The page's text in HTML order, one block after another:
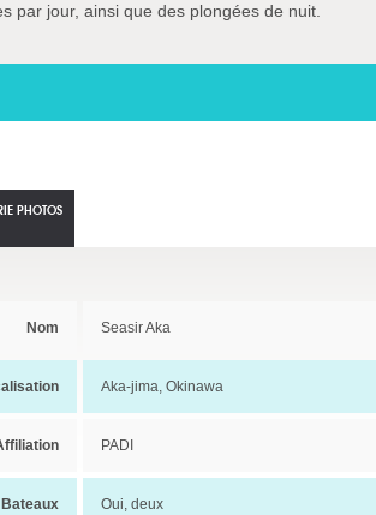
par jour, ainsi que des plongées de nuit.
Nom Seasir Aka
Aka-jima, Okinawa
PADI
Bateaux Oui, deux
PHOTOS